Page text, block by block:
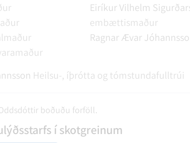
Eiríkur Vilhelm
embættismaður
Ragnar Ævar
Heilsu-, íþrótta og tómstundafulltrúi
boðuðu forföll.
í skotgreinum